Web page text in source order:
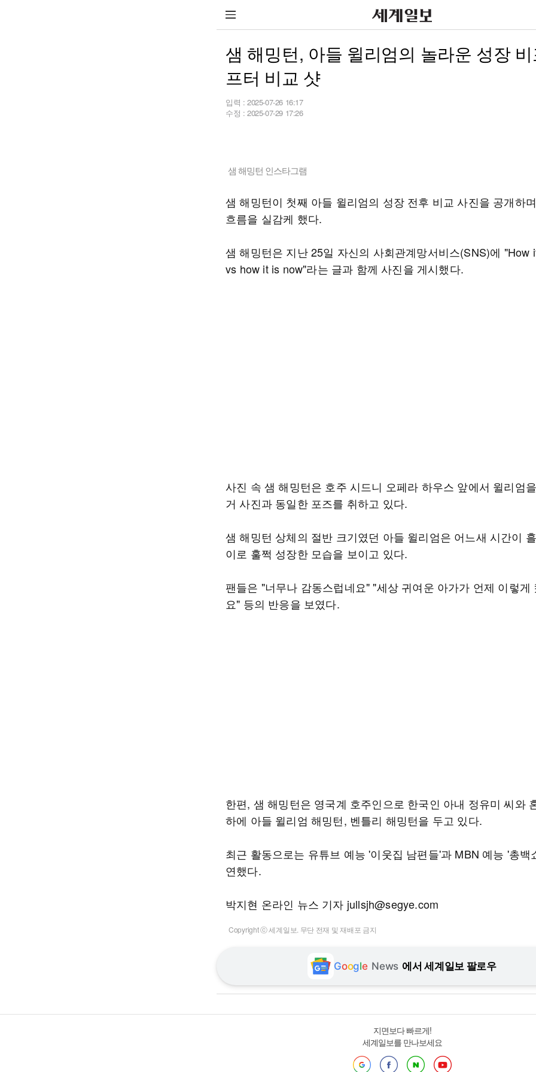
샘 해밍턴, 아들 윌리엄의 놀라운 성장
프터 비교 샷
입력 : 2025-07-26 16:17
수정 : 2025-07-29 17:26
샘 해밍턴 인스타그램
샘 해밍턴이 첫째 아들 윌리엄의 성장 전후 비교 사진을 공개하
흐름을 실감케 했다.
샘 해밍턴은 지난 25일 자신의 사회관계망서비스(SNS)에 "How
vs how it is now"라는 글과 함께 사진을 게시했다.
사진 속 샘 해밍턴은 호주 시드니 오페라 하우스 앞에서 윌리엄
거 사진과 동일한 포즈를 취하고 있다.
샘 해밍턴 상체의 절반 크기였던 아들 윌리엄은 어느새 시간이
이로 훌쩍 성장한 모습을 보이고 있다.
팬들은 "너무나 감동스럽네요" "세상 귀여운 아가가 언제 이렇게
요" 등의 반응을 보였다.
한편, 샘 해밍턴은 영국계 호주인으로 한국인 아내 정유미 씨와
하에 아들 윌리엄 해밍턴, 벤틀리 해밍턴을 두고 있다.
최근 활동으로는 유튜브 예능 '이웃집 남편들'과 MBN 예능 '총백
연했다.
박지현 온라인 뉴스 기자 jullsjh@segye.com
Copyright ⓒ 세계일보. 무단 전재 및 재배포 금지
Google News 에서 세계일보 팔로우
지면보다 빠르게!
세계일보를 만나보세요